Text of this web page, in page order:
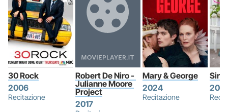
30 Rock
2006
Recitazione
Robert De Niro -
Julianne Moore
Project
2017
Mary & George
2024
Recitazione